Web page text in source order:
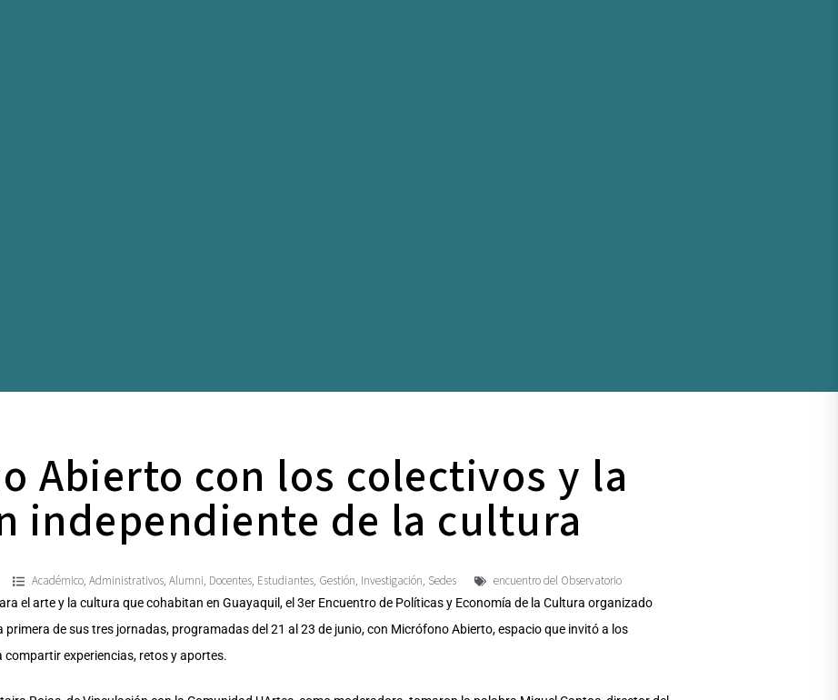
Abierto con los colectivos y la
independiente de la cultura
Académico, Administrativos, Alumni, Docentes, Estudiantes, Gestión, Investigación, Sedes encuentro del Observatorio
el arte y la cultura que cohabitan en Guayaquil, el 3er Encuentro de Políticas y Economía de la Cultura organizado
primera de sus tres jornadas, programadas del 21 al 23 de junio, con Micrófono Abierto, espacio que invitó a los
experiencias, retos y aportes.